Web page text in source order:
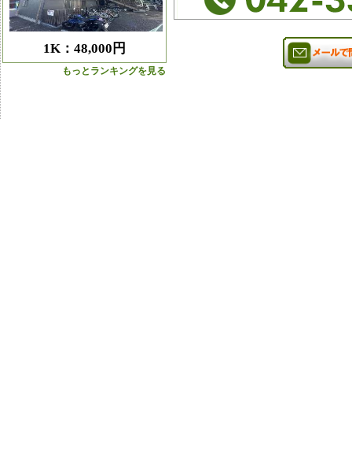
1K：48,000円
もっとランキングを見る